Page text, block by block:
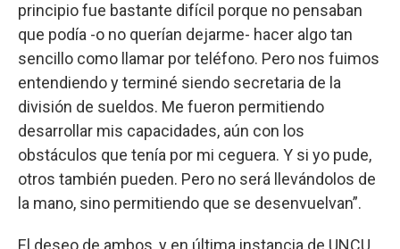
principio fue bastante difícil porque no pensaban
que podía -o no querían dejarme- hacer algo tan
sencillo como llamar por teléfono. Pero nos fuimos
entendiendo y terminé siendo secretaria de la
división de sueldos. Me fueron permitiendo
desarrollar mis capacidades, aún con los
obstáculos que tenía por mi ceguera. Y si yo pude,
otros también pueden. Pero no será llevándolos de
la mano, sino permitiendo que se desenvuelvan”.